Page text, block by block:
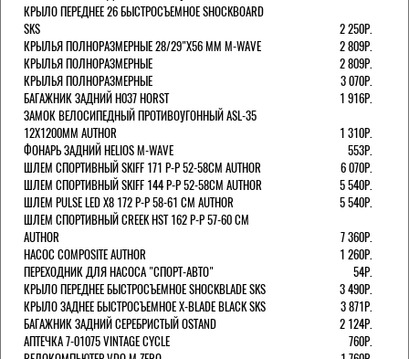
КРЫЛО ПЕРЕДНЕЕ 26 БЫСТРОСЪЕМНОЕ SHOCKBOARD
SKS
2 250Р.
КРЫЛЬЯ ПОЛНОРАЗМЕРНЫЕ 28/29"Х56 ММ M-WAVE
2 809Р.
КРЫЛЬЯ ПОЛНОРАЗМЕРНЫЕ
2 809Р.
КРЫЛЬЯ ПОЛНОРАЗМЕРНЫЕ
3 070Р.
БАГАЖНИК ЗАДНИЙ H037 HORST
1 916Р.
ЗАМОК ВЕЛОСИПЕДНЫЙ ПРОТИВОУГОННЫЙ ASL-35
12Х1200ММ AUTHOR
1 310Р.
ФОНАРЬ ЗАДНИЙ HELIOS M-WAVE
553Р.
ШЛЕМ СПОРТИВНЫЙ SKIFF 171 Р-Р 52-58СМ AUTHOR
6 070Р.
ШЛЕМ СПОРТИВНЫЙ SKIFF 144 Р-Р 52-58СМ AUTHOR
5 540Р.
ШЛЕМ PULSE LED X8 172 Р-Р 58-61 СМ AUTHOR
5 540Р.
ШЛЕМ СПОРТИВНЫЙ CREEK HST 162 Р-Р 57-60 СМ
AUTHOR
7 360Р.
НАСОС COMPOSITE AUTHOR
1 260Р.
ПЕРЕХОДНИК ДЛЯ НАСОСА "СПОРТ-АВТО"
54Р.
КРЫЛО ПЕРЕДНЕЕ БЫСТРОСЪЕМНОЕ SHOCKBLADE SKS
3 490Р.
КРЫЛО ЗАДНЕЕ БЫСТРОСЪЕМНОЕ X-BLADE BLACK SKS
3 871Р.
БАГАЖНИК ЗАДНИЙ СЕРЕБРИСТЫЙ OSTAND
2 124Р.
АПТЕЧКА 7-01075 VINTAGE CYCLE
760Р.